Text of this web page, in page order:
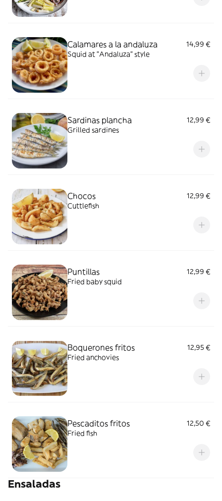
Calamares a la andaluza
14,99 €
Squid at "Andaluza" style
Sardinas plancha
12,99 €
Grilled sardines
Chocos
12,99 €
Cuttlefish
Puntillas
12,99 €
Fried baby squid
Boquerones fritos
12,95 €
Fried anchovies
Pescaditos fritos
12,50 €
Fried fish
Ensaladas